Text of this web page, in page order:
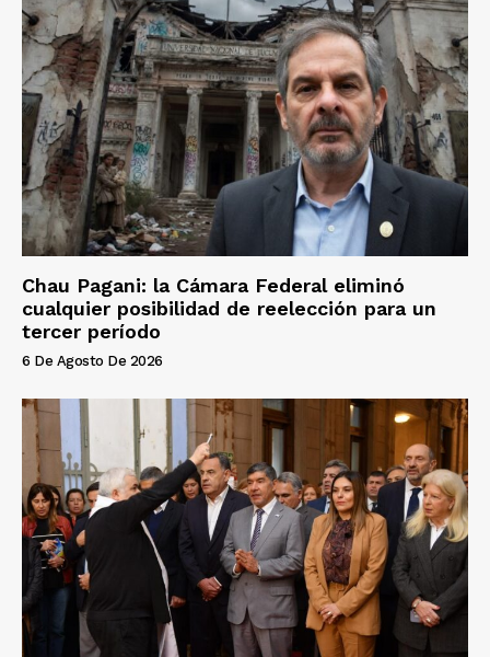
Chau Pagani: la Cámara Federal eliminó
cualquier posibilidad de reelección para un
tercer período
6 De Agosto De 2026